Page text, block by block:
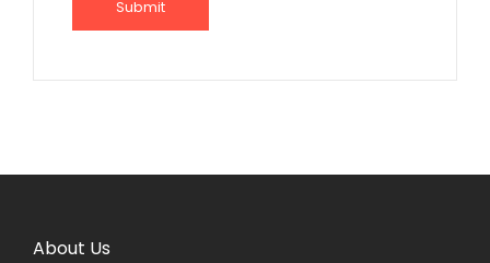
About Us